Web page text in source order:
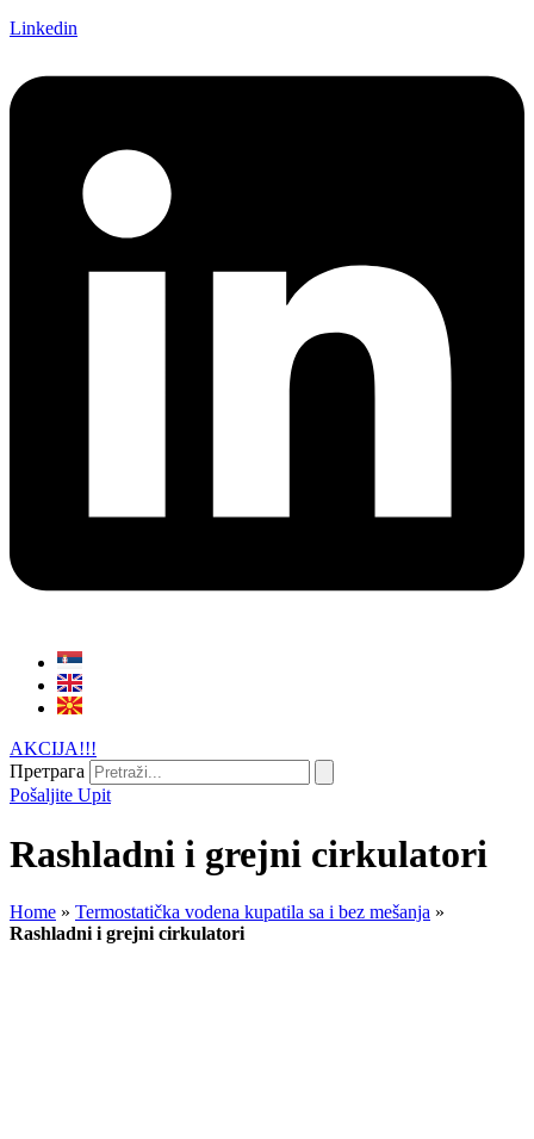
Linkedin
AKCIJA!!!
Претрага
Pošaljite Upit
Rashladni i grejni cirkulatori
Home » Termostatička vodena kupatila sa i bez mešanja »
Rashladni i grejni cirkulatori